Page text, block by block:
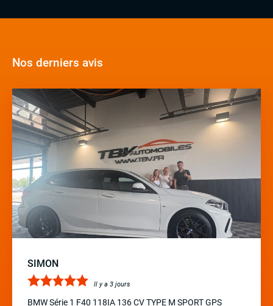
Nos derniers avis
SIMON
Il y a 3 jours
BMW Série 1 F40 118IA 136 CV TYPE M SPORT GPS